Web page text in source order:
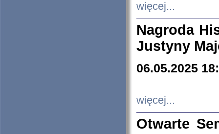
więcej...
Nagroda
Justyny
06.05.2025
więcej...
Otwarte